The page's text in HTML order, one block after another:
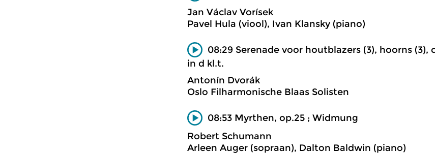
Jan Václav Vorísek
Pavel Hula (viool), Ivan Klansky (piano)
08:29 Serenade voor houtblazers (3), hoorns (3),
in d kl.t.
Antonín Dvorák
Oslo Filharmonische Blaas Solisten
08:53 Myrthen, op.25 ; Widmung
Robert Schumann
Arleen Auger (sopraan), Dalton Baldwin (piano)